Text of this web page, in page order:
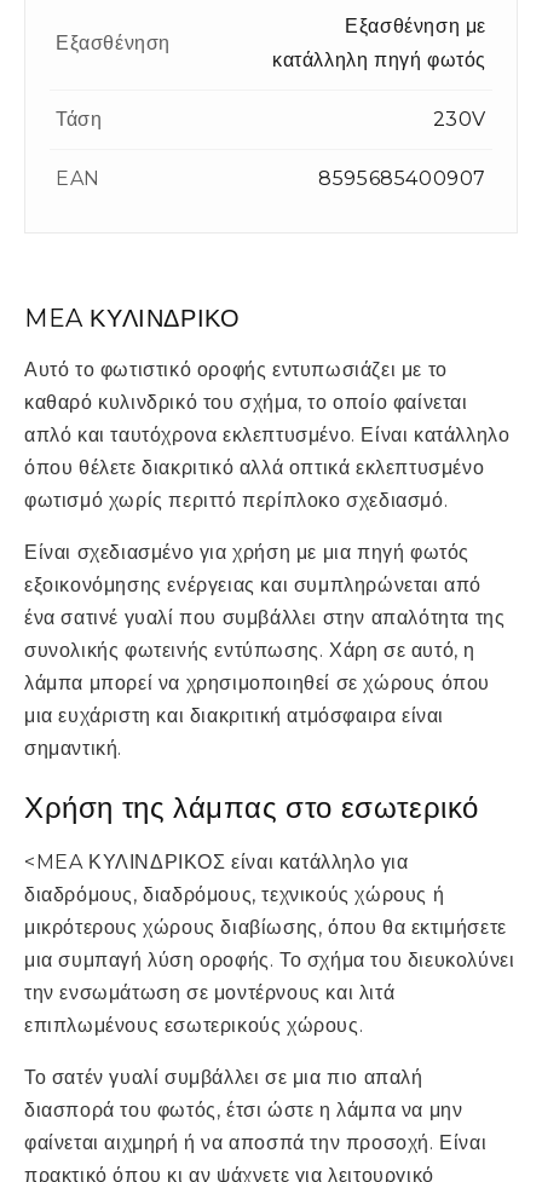
MEA ΚΥΛΙΝΔΡΙΚΟ
Αυτό το φωτιστικό οροφής εντυπωσιάζει με το
καθαρό κυλινδρικό του σχήμα, το οποίο φαίνεται
απλό και ταυτόχρονα εκλεπτυσμένο. Είναι κατάλληλο
όπου θέλετε διακριτικό αλλά οπτικά εκλεπτυσμένο
φωτισμό χωρίς περιττό περίπλοκο σχεδιασμό.
Είναι σχεδιασμένο για χρήση με μια πηγή φωτός
εξοικονόμησης ενέργειας και συμπληρώνεται από
ένα σατινέ γυαλί που συμβάλλει στην απαλότητα της
συνολικής φωτεινής εντύπωσης. Χάρη σε αυτό, η
λάμπα μπορεί να χρησιμοποιηθεί σε χώρους όπου
μια ευχάριστη και διακριτική ατμόσφαιρα είναι
σημαντική.
Χρήση της λάμπας στο εσωτερικό
<MEA ΚΥΛΙΝΔΡΙΚΟΣ είναι κατάλληλο για
διαδρόμους, διαδρόμους, τεχνικούς χώρους ή
μικρότερους χώρους διαβίωσης, όπου θα εκτιμήσετε
μια συμπαγή λύση οροφής. Το σχήμα του διευκολύνει
την ενσωμάτωση σε μοντέρνους και λιτά
επιπλωμένους εσωτερικούς χώρους.
Το σατέν γυαλί συμβάλλει σε μια πιο απαλή
διασπορά του φωτός, έτσι ώστε η λάμπα να μην
φαίνεται αιχμηρή ή να αποσπά την προσοχή. Είναι
πρακτικό όπου κι αν ψάχνετε για λειτουργικό
Εξασθένηση
Εξασθένηση με
κατάλληλη πηγή φωτός
Τάση 230V
EAN 8595685400907